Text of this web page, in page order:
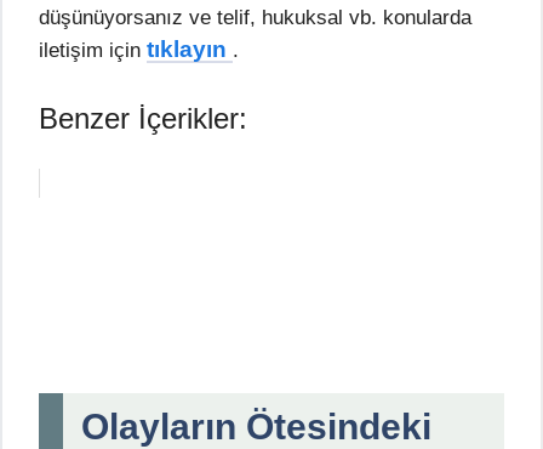
düşünüyorsanız ve telif, hukuksal vb. konularda
iletişim için tıklayın .
Benzer İçerikler:
Olayların Ötesindeki